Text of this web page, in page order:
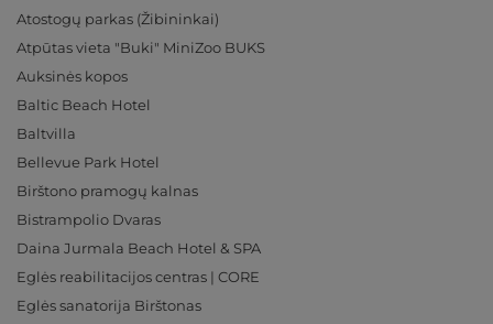
Atostogų parkas (Žibininkai)
Atpūtas vieta "Buki" MiniZoo BUKS
Auksinės kopos
Baltic Beach Hotel
Baltvilla
Bellevue Park Hotel
Birštono pramogų kalnas
Bistrampolio Dvaras
Daina Jurmala Beach Hotel & SPA
Eglės reabilitacijos centras | CORE
Eglės sanatorija Birštonas